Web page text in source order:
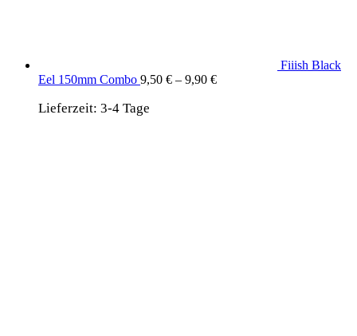
Fiiish Black
Eel 150mm Combo 9,50 € – 9,90 €
Lieferzeit: 3-4 Tage